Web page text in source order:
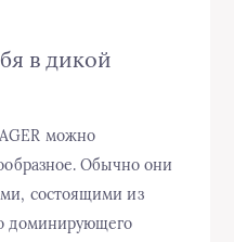
в дикой
можно
Обычно они
состоящими из
доминирующего